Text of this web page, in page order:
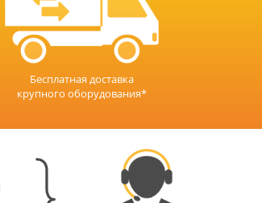
Бесплатная доставка
крупного оборудования*